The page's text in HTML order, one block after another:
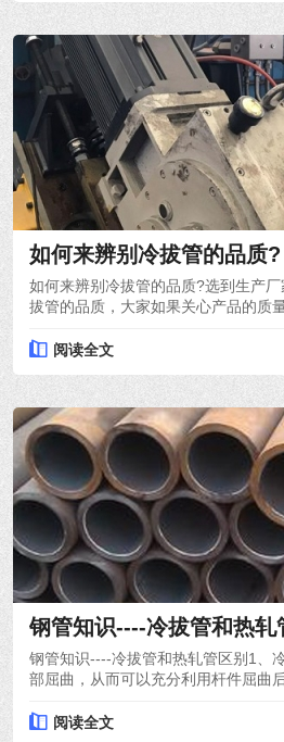
如何来辨别冷拔管的品质?
如何来辨别冷拔管的品质?选到生产
拔管的品质，大家如果关心产品的质
阅读全文
钢管知识----冷拔管和热轧
钢管知识----冷拔管和热轧管区别1、
部屈曲，从而可以充分利用杆件屈曲
阅读全文